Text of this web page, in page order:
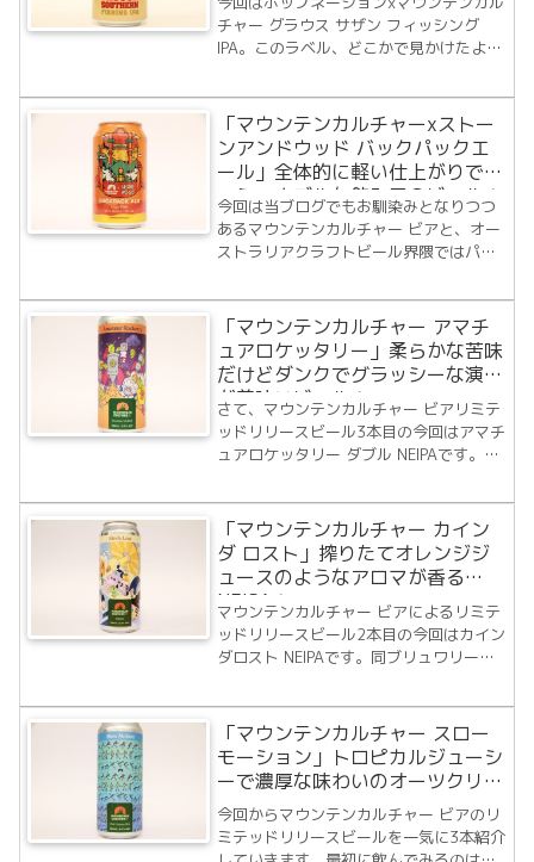
い！
チャー グラウス サザン フィッシング
IPA。このラベル、どこかで見かけたよう
Brewing Co.のSuper Crisp缶のラベルに
そっくり。Super Crispのラベルに描...
「マウンテンカルチャーxストー
ンアンドウッド バックパックエ
ール」全体的に軽い仕上がりでセ
ッショナブルな飲み口のビール！
今回は当ブログでもお馴染みとなりつつ
あるマウンテンカルチャー ビアと、オー
ストラリアクラフトビール界隈ではパイ
リュワリーのコラボレーションビール、
バックパックエール ヘイジーペールで
す。どちらのブリュワリーも私のお気に
入りなの...
「マウンテンカルチャー アマチ
ュアロケッタリー」柔らかな苦味
だけどダンクでグラッシーな演出
が美味いビール！
さて、マウンテンカルチャー ビアリミテ
ッドリリースビール3本目の今回はアマチ
ュアロケッタリー ダブル NEIPAです。先
回も期待が持てますね。では早速飲んで
みることにします。ビール詳細
MOUNTAIN CULTURE BEER...
「マウンテンカルチャー カイン
ダ ロスト」搾りたてオレンジジ
ュースのようなアロマが香る
NEIPA！
マウンテンカルチャー ビアによるリミテ
ッドリリースビール2本目の今回はカイン
ダロスト NEIPAです。同ブリュワリーの
ません。前回のスローモーション オーツ
クリーム IPAもトロピカルジューシーな
ビールで美味しかったので今回も楽...
「マウンテンカルチャー スロー
モーション」トロピカルジューシ
ーで濃厚な味わいのオーツクリー
ムIPA！
今回からマウンテンカルチャー ビアのリ
ミテッドリリースビールを一気に3本紹介